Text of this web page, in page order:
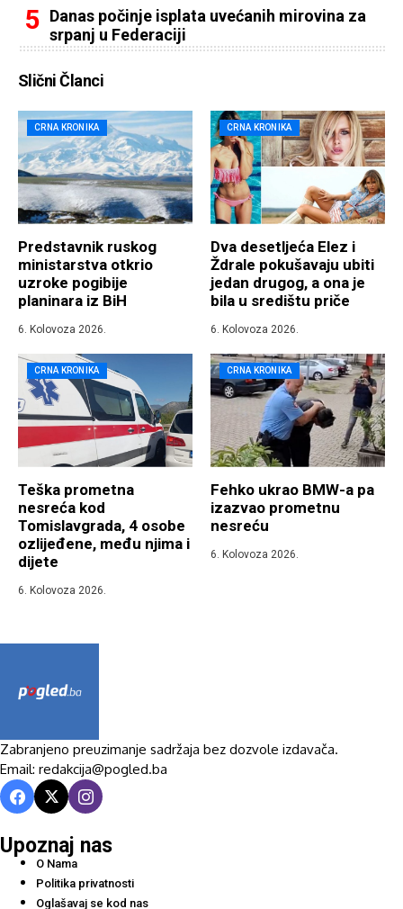
Danas počinje isplata uvećanih mirovina za
srpanj u Federaciji
Slični Članci
CRNA KRONIKA
Predstavnik ruskog
ministarstva otkrio
uzroke pogibije
planinara iz BiH
6. Kolovoza 2026.
CRNA KRONIKA
Dva desetljeća Elez i
Ždrale pokušavaju ubiti
jedan drugog, a ona je
bila u središtu priče
6. Kolovoza 2026.
CRNA KRONIKA
Teška prometna
nesreća kod
Tomislavgrada, 4 osobe
ozlijeđene, među njima i
dijete
6. Kolovoza 2026.
CRNA KRONIKA
Fehko ukrao BMW-a pa
izazvao prometnu
nesreću
6. Kolovoza 2026.
Zabranjeno preuzimanje sadržaja bez dozvole izdavača.
Email: redakcija@pogled.ba
Upoznaj nas
O Nama
Politika privatnosti
Oglašavaj se kod nas